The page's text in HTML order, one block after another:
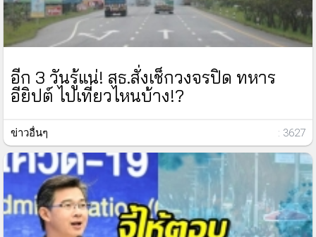
อีก 3 วันรู้แน่! สธ.สั่งเช็กวงจรปิด ทหาร
อียิปต์ ไปเที่ยวไหนบ้าง!?
ข่าวอื่นๆ : 3627